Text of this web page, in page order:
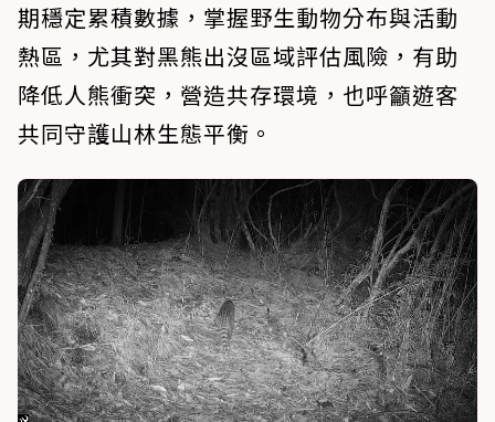
期穩定累積數據，掌握野生動物分布與活動
熱區，尤其對黑熊出沒區域評估風險，有助
降低人熊衝突，營造共存環境，也呼籲遊客
共同守護山林生態平衡。